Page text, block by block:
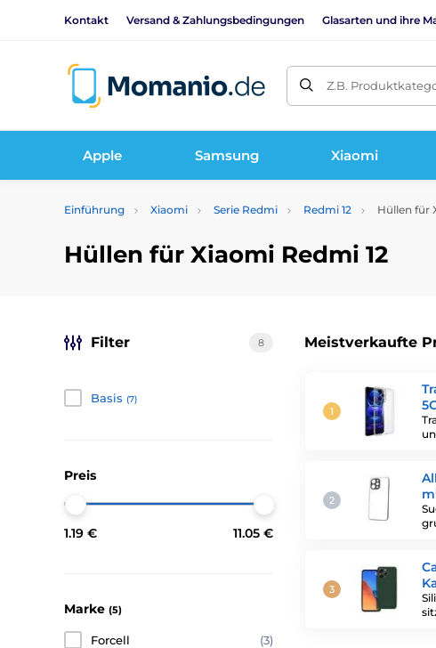
Kontakt Versand & Zahlungsbedingungen Glasarten und ihre
Z.B.
Apple Samsung Xiaomi
Einführung Xiaomi Serie Redmi Redmi 12 Hüllen für
Hüllen für Xiaomi Redmi 12
Meistverkaufte
Filter 8
Basis (7)
Preis
1.19 € 11.05 €
Marke (5)
Forcell
(3)